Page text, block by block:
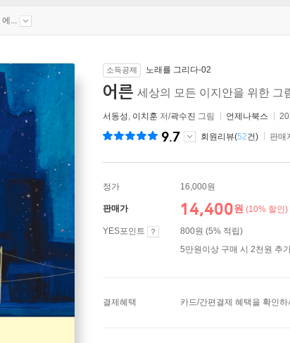
에...
소득공제 노래를 그리다-02
어른 세상의 모든 이지안을 위한 그
서동성, 이치훈 저/곽수진 그림 언제나북스
9.7 회원리뷰(52건) 판매
정가 16,000원
판매가 14,400원 (10% 할인)
YES포인트
800원 (5% 적립)
5만원이상 구매 시 2천원 추
결제혜택 카드/간편결제 혜택을 확인하